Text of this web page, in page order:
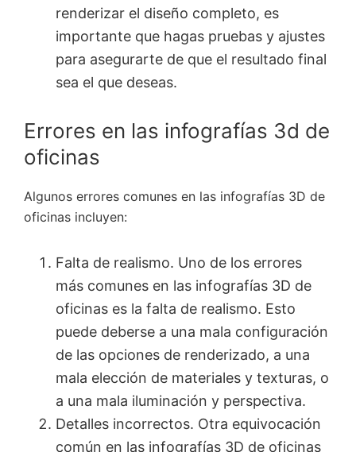
renderizar el diseño completo, es
importante que hagas pruebas y ajustes
para asegurarte de que el resultado final
sea el que deseas.
Errores en las infografías 3d de
oficinas
Algunos errores comunes en las infografías 3D de
oficinas incluyen:
Falta de realismo. Uno de los errores
más comunes en las infografías 3D de
oficinas es la falta de realismo. Esto
puede deberse a una mala configuración
de las opciones de renderizado, a una
mala elección de materiales y texturas, o
a una mala iluminación y perspectiva.
Detalles incorrectos. Otra equivocación
común en las infografías 3D de oficinas